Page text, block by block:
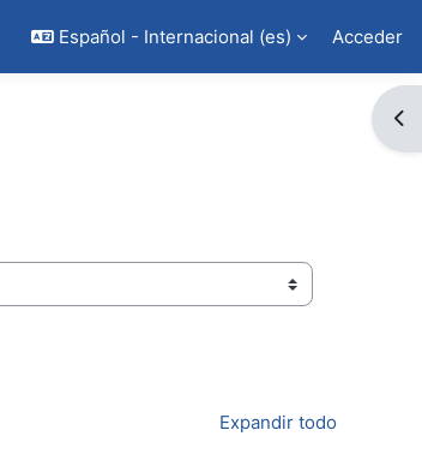
Español - Internacional ‎(es)‎ Acceder
Expandir todo